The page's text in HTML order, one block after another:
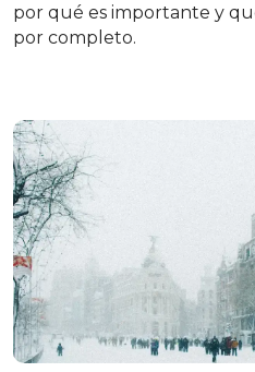
por qué es importante y
por completo.